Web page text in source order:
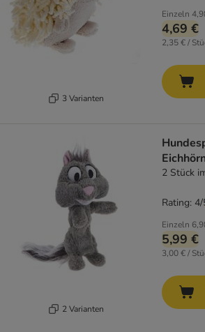
3 Varianten
Einzeln
4,69 €
2,35 € /
2 Varianten
2 Stück
Einzeln
5,99 €
3,00 € /
Rating: